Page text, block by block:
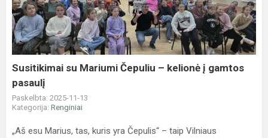
Čepuliu
–
kelionė
į
gamtos
pasaulį
Susitikimai su Mariumi Čepuliu – kelionė į gamtos
pasaulį
Paskelbta: 2025-11-13
Kategorija: Renginiai
„Aš esu Marius, tas, kuris yra Čepulis“ – taip Vilniaus